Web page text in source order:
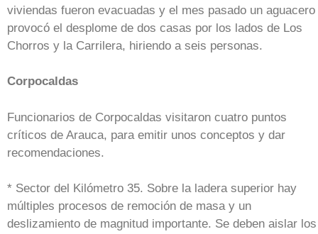
viviendas fueron evacuadas y el mes pasado un aguacero
provocó el desplome de dos casas por los lados de Los
Chorros y la Carrilera, hiriendo a seis personas.
Corpocaldas
Funcionarios de Corpocaldas visitaron cuatro puntos
críticos de Arauca, para emitir unos conceptos y dar
recomendaciones.
* Sector del Kilómetro 35. Sobre la ladera superior hay
múltiples procesos de remoción de masa y un
deslizamiento de magnitud importante. Se deben aislar los